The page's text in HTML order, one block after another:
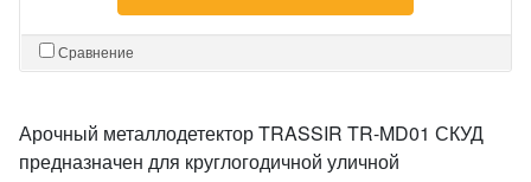
Сравнение
Арочный металлодетектор TRASSIR TR-MD01 СКУД
предназначен для круглогодичной уличной